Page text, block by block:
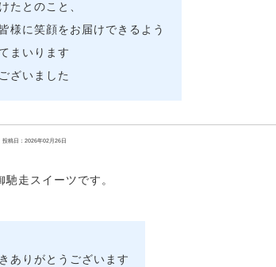
たとのこと、
様に笑顔をお届けできるよう
まいります
ざいました
投稿日：2026年02月26日
走スイーツです。
ありがとうございます